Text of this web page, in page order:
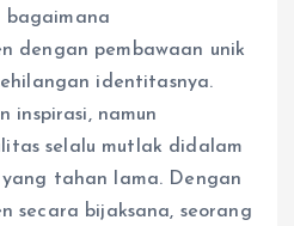
bagaimana
dengan pembawaan unik
identitasnya.
inspirasi, namun
selalu mutlak didalam
tahan lama. Dengan
secara bijaksana, seorang